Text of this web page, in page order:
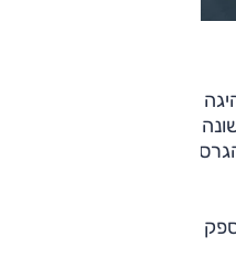
רק בשתי מכוניות, בחרנו
החזקה יותר לנהיגה
היה בסדר. זו החזקה עם